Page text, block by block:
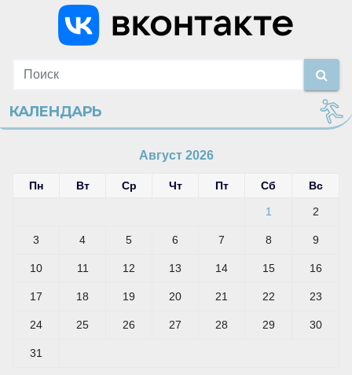
КАЛЕНДАРЬ
Август 2026
Пн Вт Ср Чт Пт Сб Вс
1 2
3 4 5 6 7 8 9
10 11 12 13 14 15 16
17 18 19 20 21 22 23
24 25 26 27 28 29 30
31